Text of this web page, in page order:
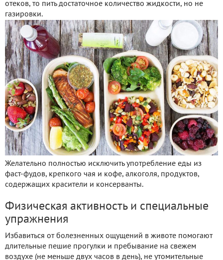
отеков, то пить достаточное количество жидкости, но не
газировки.
Желательно полностью исключить употребление еды из
фаст-фудов, крепкого чая и кофе, алкоголя, продуктов,
содержащих красители и консерванты.
Физическая активность и специальные
упражнения
Избавиться от болезненных ощущений в животе помогают
длительные пешие прогулки и пребывание на свежем
воздухе (не меньше двух часов в день), не утомительные